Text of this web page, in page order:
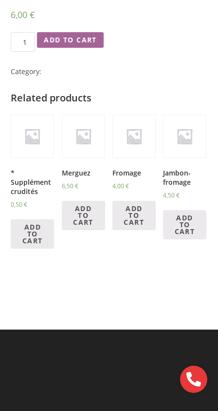
6,00€
ADD TO CART
Category:
Related products
*
Supplément
crudités
0,50€
ADD
TO
CART
Merguez
6,50€
ADD
TO
CART
Fromage
4,00€
ADD
TO
CART
Jambon-
fromage
4,50€
ADD
TO
CART